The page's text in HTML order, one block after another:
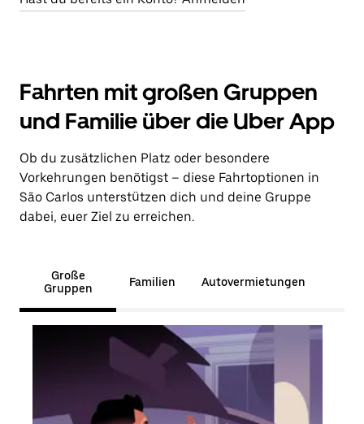
Fahrten mit großen Gruppen
und Familie über die Uber App
Ob du zusätzlichen Platz oder besondere
Vorkehrungen benötigst – diese Fahrtoptionen in
São Carlos unterstützen dich und deine Gruppe
dabei, euer Ziel zu erreichen.
Große
Gruppen
Familien Autovermietungen